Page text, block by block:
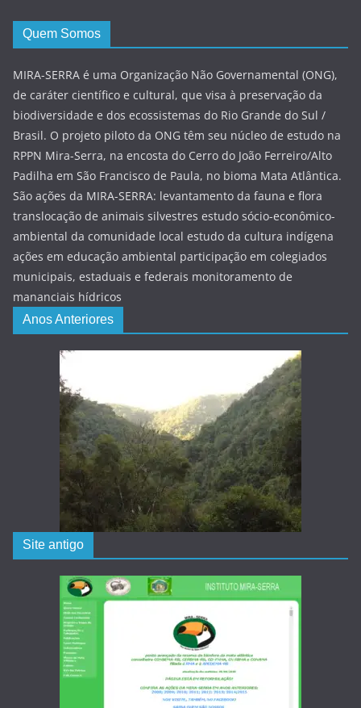
Quem Somos
MIRA-SERRA é uma Organização Não Governamental (ONG),
de caráter científico e cultural, que visa à preservação da
biodiversidade e dos ecossistemas do Rio Grande do Sul /
Brasil. O projeto piloto da ONG têm seu núcleo de estudo na
RPPN Mira-Serra, na encosta do Cerro do João Ferreiro/Alto
Padilha em São Francisco de Paula, no bioma Mata Atlântica.
São ações da MIRA-SERRA: levantamento da fauna e flora
translocação de animais silvestres estudo sócio-econômico-
ambiental da comunidade local estudo da cultura indígena
ações em educação ambiental participação em colegiados
municipais, estaduais e federais monitoramento de
mananciais hídricos
Anos Anteriores
Site antigo